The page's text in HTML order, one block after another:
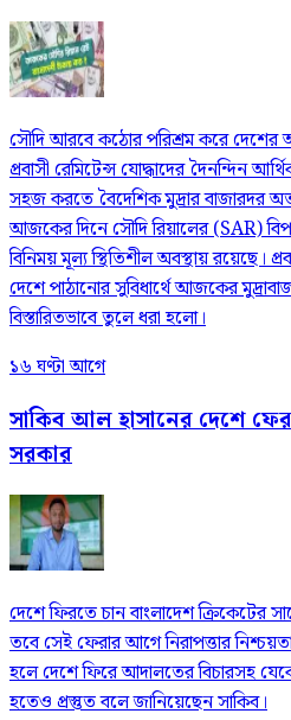
সৌদি আরবে কঠোর পরিশ্রম করে দেশের
প্রবাসী রেমিটেন্স যোদ্ধাদের দৈনন্দিন
সহজ করতে বৈদেশিক মুদ্রার বাজারদর
আজকের দিনে সৌদি রিয়ালের (SAR)
বিনিময় মূল্য স্থিতিশীল অবস্থায় রয়েছে।
দেশে পাঠানোর সুবিধার্থে আজকের
বিস্তারিতভাবে তুলে ধরা হলো।
১৬ ঘণ্টা আগে
সাকিব আল হাসানের দেশে
সরকার
দেশে ফিরতে চান বাংলাদেশ ক্রিকেটের
তবে সেই ফেরার আগে নিরাপত্তার নিশ্চয়তা
হলে দেশে ফিরে আদালতের বিচারসহ
হতেও প্রস্তুত বলে জানিয়েছেন সাকিব।